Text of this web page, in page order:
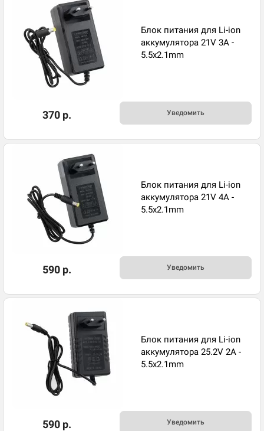
Блок питания для Li-ion
аккумулятора 21V 3A -
5.5x2.1mm
370 р. Уведомить
Блок питания для Li-ion
аккумулятора 21V 4A -
5.5x2.1mm
590 р. Уведомить
Блок питания для Li-ion
аккумулятора 25.2V 2A -
5.5x2.1mm
590 р. Уведомить